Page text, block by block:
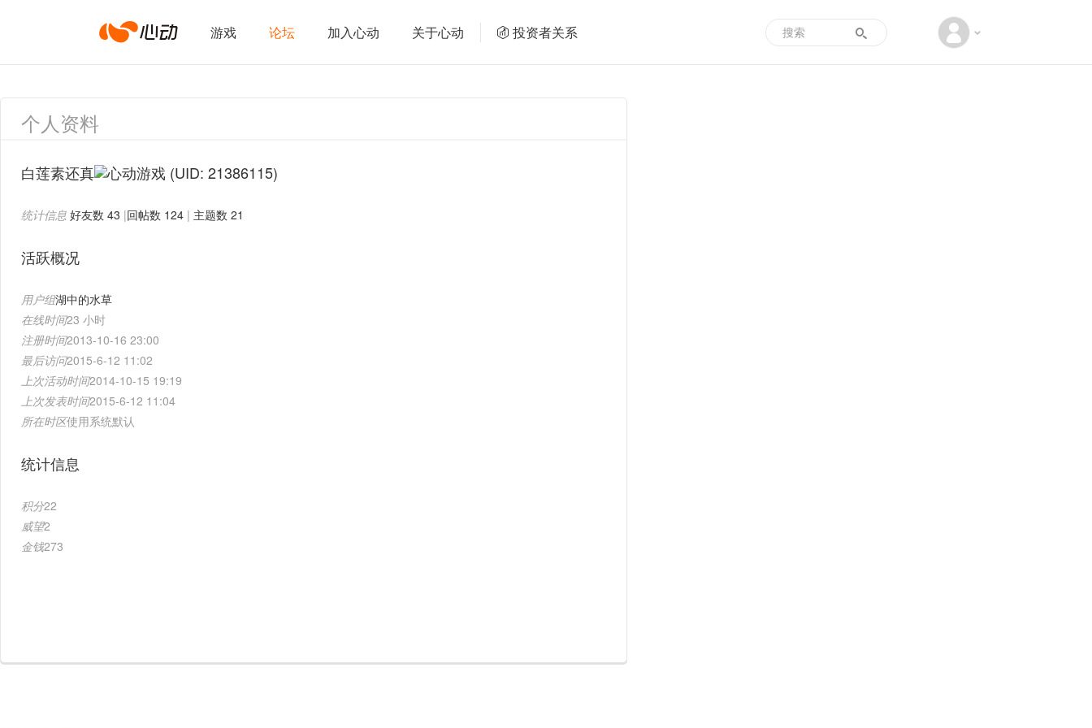
心
动
络
游戏 论坛 加入心动 关于心动 投资者关系
个人资料
白莲素还真 (UID: 21386115)
统计信息 好友数 43 |回帖数 124 | 主题数 21
活跃概况
用户组湖中的水草
在线时间23 小时
注册时间2013-10-16 23:00
最后访问2015-6-12 11:02
上次活动时间2014-10-15 19:19
上次发表时间2015-6-12 11:04
所在时区使用系统默认
统计信息
积分22
威望2
金钱273